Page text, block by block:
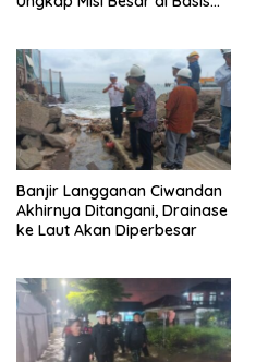
Banjir Langganan Ciwandan
Akhirnya Ditangani, Drainase
ke Laut Akan Diperbesar